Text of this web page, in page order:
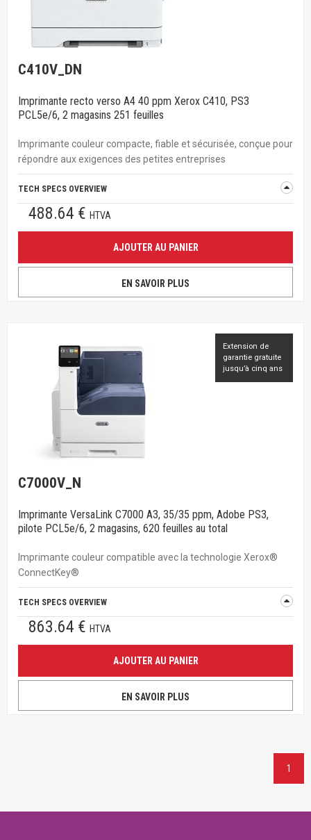
C410V_DN
Imprimante recto verso A4 40 ppm Xerox C410, PS3
PCL5e/6, 2 magasins 251 feuilles
Imprimante couleur compacte, fiable et sécurisée, conçue pour
répondre aux exigences des petites entreprises
TECH SPECS OVERVIEW
488.64 € HTVA
AJOUTER AU PANIER
EN SAVOIR PLUS
Extension de
garantie gratuite
jusqu’à cinq ans
C7000V_N
Imprimante VersaLink C7000 A3, 35/35 ppm, Adobe PS3,
pilote PCL5e/6, 2 magasins, 620 feuilles au total
Imprimante couleur compatible avec la technologie Xerox®
ConnectKey®
TECH SPECS OVERVIEW
863.64 € HTVA
AJOUTER AU PANIER
EN SAVOIR PLUS
1